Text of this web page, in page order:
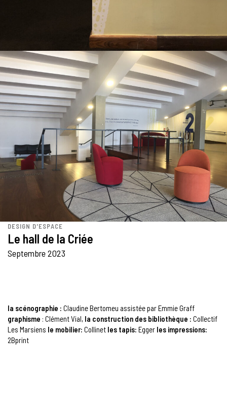
DESIGN D'ESPACE
Le hall de la Criée
Septembre 2023
la scénographie : Claudine Bertomeu assistée par Emmie Graff
graphisme : Clément Vial, la construction des bibliothèque : Collectif
Les Marsiens le mobilier: Collinet les tapis: Egger les impressions:
2Bprint